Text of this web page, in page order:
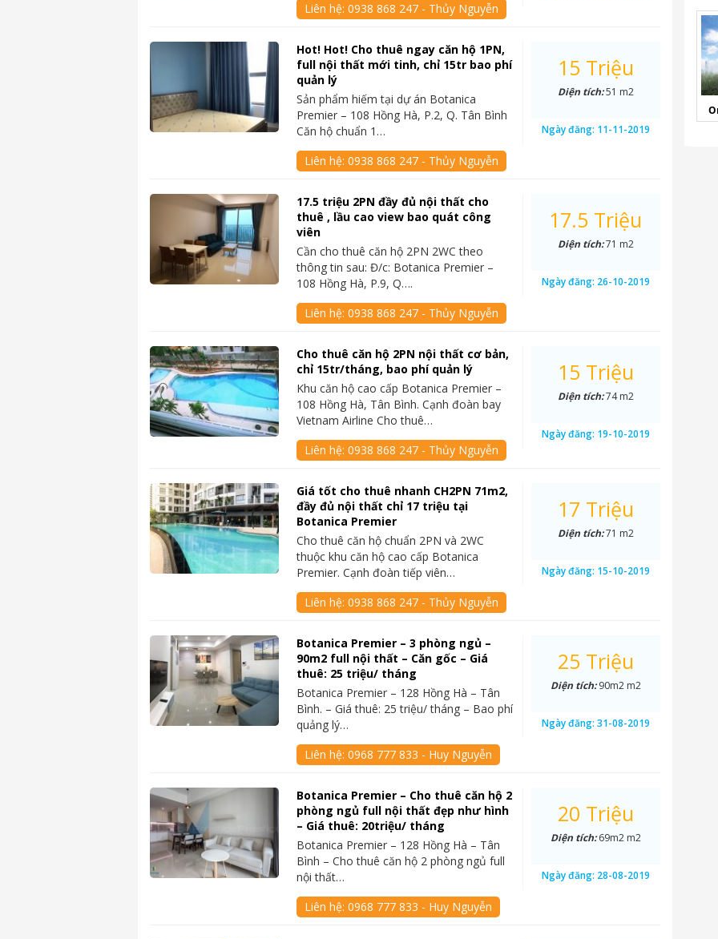
Liên hệ:0938 868 247 - Thủy Nguyễn
Hot! Hot! Cho thuê ngay căn hộ 1PN,
full nội thất mới tinh, chỉ 15tr bao phí
quản lý
Sản phẩm hiếm tại dự án Botanica
Premier – 108 Hồng Hà, P.2, Q. Tân Bình
Căn hộ chuẩn 1…
Liên hệ:0938 868 247 - Thủy Nguyễn
15 Triệu
Diện tích:51 m2
Ngày đăng: 11-11-2019
17.5 triệu 2PN đầy đủ nội thất cho
thuê , lầu cao view bao quát công
viên
Cần cho thuê căn hộ 2PN 2WC theo
thông tin sau: Đ/c: Botanica Premier –
108 Hồng Hà, P.9, Q….
Liên hệ:0938 868 247 - Thủy Nguyễn
17.5 Triệu
Diện tích:71 m2
Ngày đăng: 26-10-2019
Cho thuê căn hộ 2PN nội thất cơ bản,
chỉ 15tr/tháng, bao phí quản lý
Khu căn hộ cao cấp Botanica Premier –
108 Hồng Hà, Tân Bình. Cạnh đoàn bay
Vietnam Airline Cho thuê…
Liên hệ:0938 868 247 - Thủy Nguyễn
15 Triệu
Diện tích:74 m2
Ngày đăng: 19-10-2019
Giá tốt cho thuê nhanh CH2PN 71m2,
đầy đủ nội thất chỉ 17 triệu tại
Botanica Premier
Cho thuê căn hộ chuẩn 2PN và 2WC
thuộc khu căn hộ cao cấp Botanica
Premier. Cạnh đoàn tiếp viên…
Liên hệ:0938 868 247 - Thủy Nguyễn
17 Triệu
Diện tích:71 m2
Ngày đăng: 15-10-2019
Botanica Premier – 3 phòng ngủ –
90m2 full nội thất – Căn gốc – Giá
thuê: 25 triệu/ tháng
Botanica Premier – 128 Hồng Hà – Tân
Bình. – Giá thuê: 25 triệu/ tháng – Bao phí
quảng lý…
Liên hệ:0968 777 833 - Huy Nguyễn
25 Triệu
Diện tích:90m2 m2
Ngày đăng: 31-08-2019
Botanica Premier – Cho thuê căn hộ 2
phòng ngủ full nội thất đẹp như hình
– Giá thuê: 20triệu/ tháng
Botanica Premier – 128 Hồng Hà – Tân
Bình – Cho thuê căn hộ 2 phòng ngủ full
nội thất…
Liên hệ:0968 777 833 - Huy Nguyễn
20 Triệu
Diện tích:69m2 m2
Ngày đăng: 28-08-2019